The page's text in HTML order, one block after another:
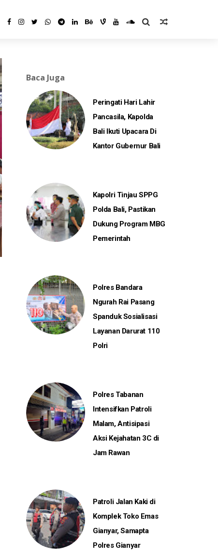
Baca Juga
Peringati Hari Lahir
Pancasila, Kapolda
Bali Ikuti Upacara Di
Kantor Gubernur Bali
Kapolri Tinjau SPPG
Polda Bali, Pastikan
Dukung Program MBG
Pemerintah
Polres Bandara
Ngurah Rai Pasang
Spanduk Sosialisasi
Layanan Darurat 110
Polri
Polres Tabanan
Intensifkan Patroli
Malam, Antisipasi
Aksi Kejahatan 3C di
Jam Rawan
Patroli Jalan Kaki di
Komplek Toko Emas
Gianyar, Samapta
Polres Gianyar